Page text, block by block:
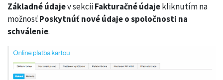
Základné údajev sekciiFakturačné údajekliknutím na
možnosťPoskytnúť nové údaje o spoločnosti na
schválenie.